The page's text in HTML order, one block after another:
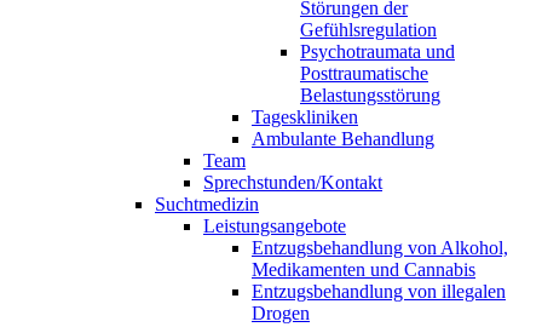
Störungen der
Gefühlsregulation
Psychotraumata und
Posttraumatische
Belastungsstörung
Tageskliniken
Ambulante Behandlung
Team
Sprechstunden/Kontakt
Suchtmedizin
Leistungsangebote
Entzugsbehandlung von Alkohol,
Medikamenten und Cannabis
Entzugsbehandlung von illegalen
Drogen